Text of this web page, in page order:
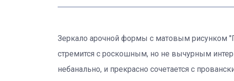
Зеркало арочной формы с матовым рисунком
стремится с роскошным, но не вычурным
небанально, и прекрасно сочетается с